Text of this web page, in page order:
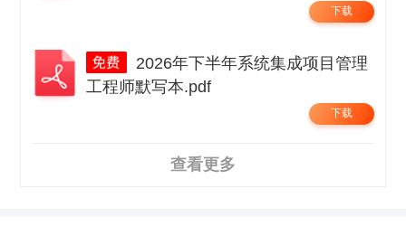
下载
工程师默写本.pdf
下载
查看更多